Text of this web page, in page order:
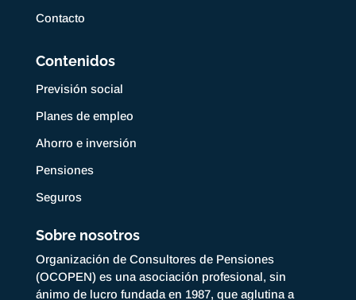
Contacto
Contenidos
Previsión social
Planes de empleo
Ahorro e inversión
Pensiones
Seguros
Sobre nosotros
Organización de Consultores de Pensiones
(OCOPEN) es una asociación profesional, sin
ánimo de lucro fundada en 1987, que aglutina a